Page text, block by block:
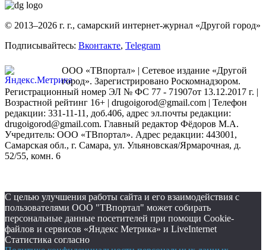
© 2013–2026 г. г., самарский интернет-журнал «Другой город»
Подписывайтесь: Вконтакте, Telegram
ООО «ТВпортал» | Сетевое издание «Другой
город». Зарегистрировано Роскомнадзором.
Регистрационный номер ЭЛ № ФС 77 - 71907от 13.12.2017 г. |
Возрастной рейтинг 16+ | drugoigorod@gmail.com | Телефон
редакции: 331-11-11, доб.406, адрес эл.почты редакции:
drugoigorod@gmail.com. Главный редактор Фёдоров М.А.
Учредитель: ООО «ТВпортал». Адрес редакции: 443001,
Самарская обл., г. Самара, ул. Ульяновская/Ярмарочная, д.
52/55, комн. 6
С целью улучшения работы сайта и его взаимодействия с
пользователями ООО "ТВпортал" может собирать
персональные данные посетителей при помощи Cookie-
файлов и сервисов «Яндекс Метрика» и LiveInternet
Статистика согласно